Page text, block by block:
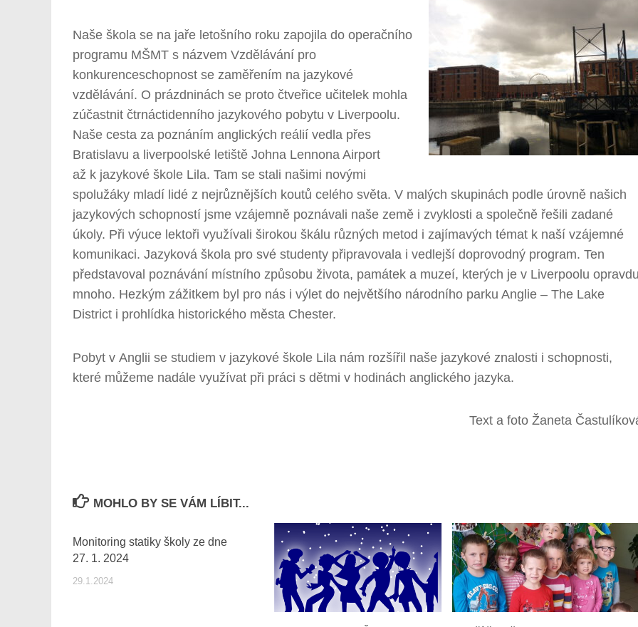
Naše škola se na jaře letošního roku zapojila do operačního
programu MŠMT s názvem Vzdělávání pro
konkurenceschopnost se zaměřením na jazykové
vzdělávání. O prázdninách se proto čtveřice učitelek mohla
zúčastnit čtrnáctidenního jazykového pobytu v Liverpoolu.
Naše cesta za poznáním anglických reálií vedla přes
Bratislavu a liverpoolské letiště Johna Lennona Airport
až k jazykové škole Lila. Tam se stali našimi novými
spolužáky mladí lidé z nejrůznějších koutů celého světa. V malých skupinách podle úrovně našich
jazykových schopností jsme vzájemně poznávali naše země i zvyklosti a společně řešili zadané
úkoly. Při výuce lektoři využívali širokou škálu různých metod i zajímavých témat k naší vzájemné
komunikaci. Jazyková škola pro své studenty připravovala i vedlejší doprovodný program. Ten
představoval poznávání místního způsobu života, památek a muzeí, kterých je v Liverpoolu
mnoho. Hezkým zážitkem byl pro nás i výlet do největšího národního parku Anglie – The Lake
District i prohlídka historického města Chester.
Pobyt v Anglii se studiem v jazykové škole Lila nám rozšířil naše jazykové znalosti i schopnosti,
které můžeme nadále využívat při práci s dětmi v hodinách anglického jazyka.
Text a foto Žaneta
MOHLO BY SE VÁM LÍBIT...
Monitoring statiky školy ze dne
27. 1. 2024
29.1.2024